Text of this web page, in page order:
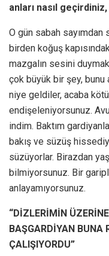
anları nasıl
O gün sabah sayımdan
birden koğuş
mazgalın sesini
çok büyük bir şey, bunu
niye geldiler, acaba
endişeleniyorsunuz.
indim. Baktım
bakış ve süzüş
süzüyorlar. Birazdan
bilmiyorsunuz. Bir
anlayamıyorsunuz.
“DİZLERİMİN
BAŞGARDİYAN BUNA
ÇALIŞIYORDU”